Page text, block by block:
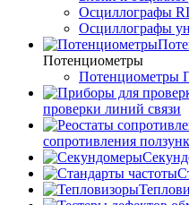
Осциллографы
Осциллографы
Потенциометры
Потенциометры
проверки линий связи
сопротивления